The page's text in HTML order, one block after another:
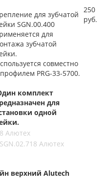
для зубчатой
SGN.00.400
для
зубчатой
совместно
PRG-33-5700.
комплект
для
одной
250
руб.
Алютех
Алютех
верхний Alutech